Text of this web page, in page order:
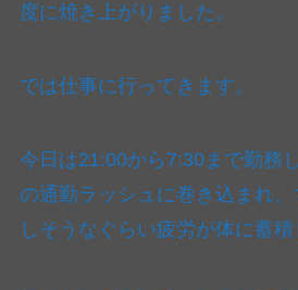
度に焼き上がりました。
では仕事に行ってきます。
今日は21:00から7:30まで勤務
の通勤ラッシュに巻き込まれ
しそうなぐらい疲労が体に蓄積